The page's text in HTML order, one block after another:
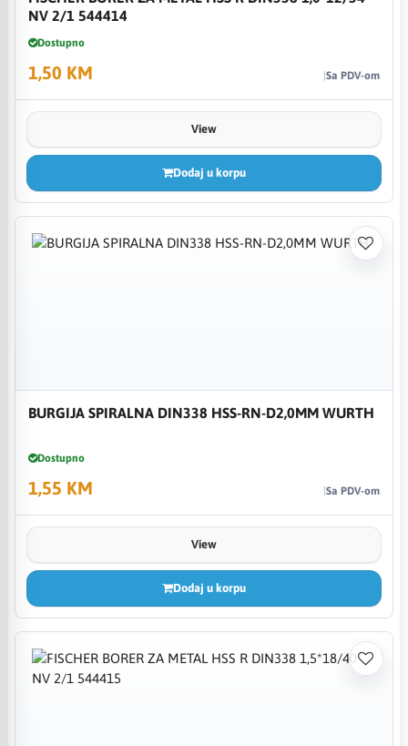
NV 2/1 544414
Dostupno
1,50 KM Sa PDV-om
View
Dodaj u korpu
BURGIJA SPIRALNA DIN338 HSS-RN-D2,0MM WURTH
Dostupno
1,55 KM Sa PDV-om
View
Dodaj u korpu